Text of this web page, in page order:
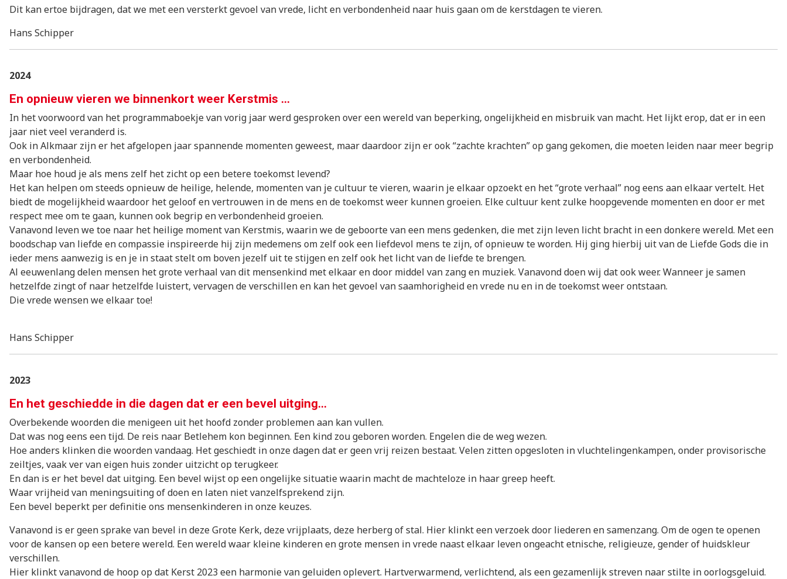
Dit kan ertoe bijdragen, dat we met een versterkt gevoel van vrede, licht en verbondenheid naar huis gaan om de kerstdagen te vieren.
Hans Schipper
2024
En opnieuw vieren we binnenkort weer Kerstmis …
In het voorwoord van het programmaboekje van vorig jaar werd gesproken over een wereld van beperking, ongelijkheid en misbruik van macht. Het lijkt erop, dat er in een
jaar niet veel veranderd is.
Ook in Alkmaar zijn er het afgelopen jaar spannende momenten geweest, maar daardoor zijn er ook “zachte krachten” op gang gekomen, die moeten leiden naar meer begrip
en verbondenheid.
Maar hoe houd je als mens zelf het zicht op een betere toekomst levend?
Het kan helpen om steeds opnieuw de heilige, helende, momenten van je cultuur te vieren, waarin je elkaar opzoekt en het “grote verhaal” nog eens aan elkaar vertelt. Het
biedt de mogelijkheid waardoor het geloof en vertrouwen in de mens en de toekomst weer kunnen groeien. Elke cultuur kent zulke hoopgevende momenten en door er met
respect mee om te gaan, kunnen ook begrip en verbondenheid groeien.
Vanavond leven we toe naar het heilige moment van Kerstmis, waarin we de geboorte van een mens gedenken, die met zijn leven licht bracht in een donkere wereld. Met een
boodschap van liefde en compassie inspireerde hij zijn medemens om zelf ook een liefdevol mens te zijn, of opnieuw te worden. Hij ging hierbij uit van de Liefde Gods die in
ieder mens aanwezig is en je in staat stelt om boven jezelf uit te stijgen en zelf ook het licht van de liefde te brengen.
Al eeuwenlang delen mensen het grote verhaal van dit mensenkind met elkaar en door middel van zang en muziek. Vanavond doen wij dat ook weer. Wanneer je samen
hetzelfde zingt of naar hetzelfde luistert, vervagen de verschillen en kan het gevoel van saamhorigheid en vrede nu en in de toekomst weer ontstaan.
Die vrede wensen we elkaar toe!
Hans Schipper
2023
En het geschiedde in die dagen dat er een bevel uitging...
Overbekende woorden die menigeen uit het hoofd zonder problemen aan kan vullen.
Dat was nog eens een tijd. De reis naar Betlehem kon beginnen. Een kind zou geboren worden. Engelen die de weg wezen.
Hoe anders klinken die woorden vandaag. Het geschiedt in onze dagen dat er geen vrij reizen bestaat. Velen zitten opgesloten in vluchtelingenkampen, onder provisorische
zeiltjes, vaak ver van eigen huis zonder uitzicht op terugkeer.
En dan is er het bevel dat uitging. Een bevel wijst op een ongelijke situatie waarin macht de machteloze in haar greep heeft.
Waar vrijheid van meningsuiting of doen en laten niet vanzelfsprekend zijn.
Een bevel beperkt per definitie ons mensenkinderen in onze keuzes.
Vanavond is er geen sprake van bevel in deze Grote Kerk, deze vrijplaats, deze herberg of stal. Hier klinkt een verzoek door liederen en samenzang. Om de ogen te openen
voor de kansen op een betere wereld. Een wereld waar kleine kinderen en grote mensen in vrede naast elkaar leven ongeacht etnische, religieuze, gender of huidskleur
verschillen.
Hier klinkt vanavond de hoop op dat Kerst 2023 een harmonie van geluiden oplevert. Hartverwarmend, verlichtend, als een gezamenlijk streven naar stilte in oorlogsgeluid.